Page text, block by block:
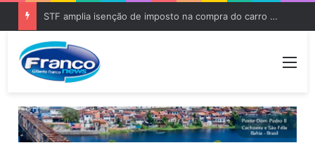
STF amplia isenção de imposto na compra do carro zero para PCD e pessoas com autismo